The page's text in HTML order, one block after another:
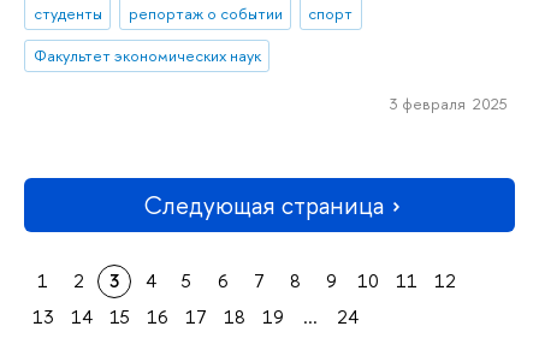
студенты
репортаж о событии
спорт
Факультет экономических наук
3 февраля 2025
Следующая страница
1 2 3 4 5 6 7 8 9 10 11
12
13
14 15 16 17 18 19 ... 24